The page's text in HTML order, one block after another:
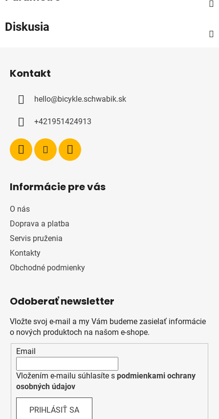
Diskusia
Kontakt
hello@bicykle.schwabik.sk
+421951424913
Informácie pre vás
O nás
Doprava a platba
Servis pruženia
Kontakty
Obchodné podmienky
Odoberať newsletter
Vložte svoj e-mail a my Vám budeme zasielať informácie
o nových produktoch na našom e-shope.
Email
Vložením e-mailu súhlasíte s podmienkami ochrany
osobných údajov
PRIHLÁSIŤ SA